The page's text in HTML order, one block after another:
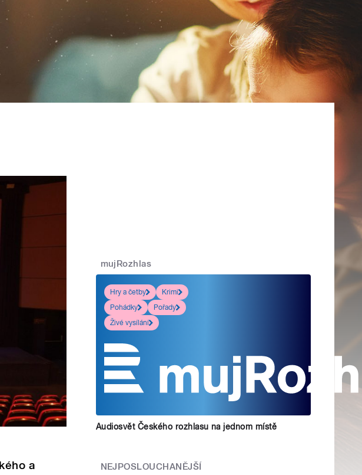
a
mujRozhlas
Hry a četby
Krimi
Pohádky
Pořady
Živé vysílání
Audiosvět Českého rozhlasu na jednom místě
NEJPOSLOUCHANĚJŠÍ